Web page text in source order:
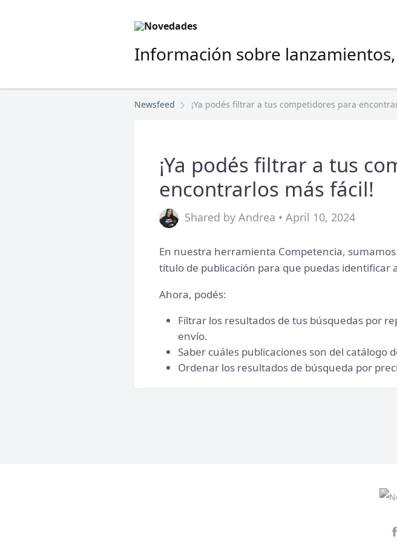
Información sobre
Newsfeed ¡Ya podés filtrar a tus competidores para
¡Ya podés filtrar a tus
encontrarlos más fácil!
Shared by Andrea • April 10, 2024
En nuestra herramienta Competencia,
título de publicación para que puedas identificar
Ahora, podés:
Filtrar los resultados de tus búsquedas por
envío.
Saber cuáles publicaciones son del catálogo
Ordenar los resultados de búsqueda por